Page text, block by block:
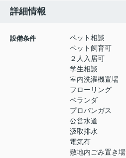
詳細情報
設備条件
ペット相談
ペット飼育可
２人入居可
学生相談
室内洗濯機置場
フローリング
ベランダ
プロパンガス
公営水道
汲取排水
電気有
敷地内ごみ置き場